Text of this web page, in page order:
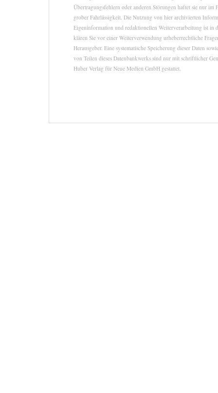
Übertragungsfehlern oder anderen Störungen haftet sie nur im
grober Fahrlässigkeit. Die Nutzung von hier archivierten
Eigeninformation und redaktionellen Weiterverarbeitung ist in
klären Sie vor einer Weiterverwendung urheberrechtliche
Herausgeber. Eine systematische Speicherung dieser Daten
von Teilen dieses Datenbankwerks sind nur mit schriftlicher
Huber Verlag für Neue Medien GmbH gestattet.